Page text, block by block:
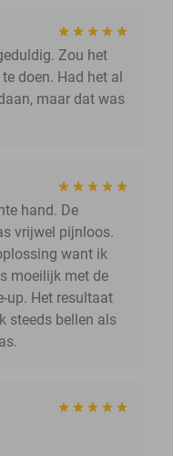
Zou het
doen. Had het al
maar dat was
hand. De
vrijwel pijnloos.
want ik
moeilijk met de
up. Het resultaat
steeds bellen als